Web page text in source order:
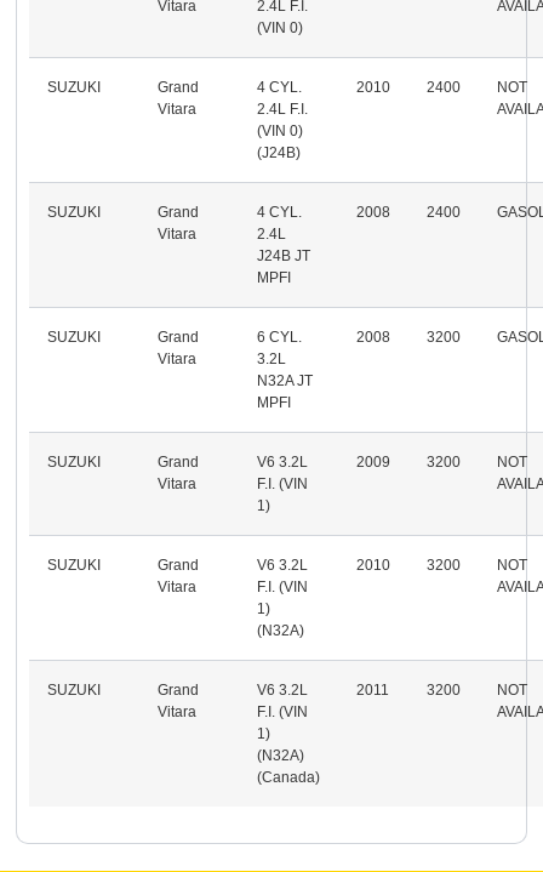
Vitara
2.4L F.I.
(VIN 0)
SUZUKI
Grand
Vitara
4 CYL.
2.4L F.I.
(VIN 0)
(J24B)
2010 2400
NOT
SUZUKI
Grand
Vitara
4 CYL.
2.4L
J24B JT
MPFI
2008 2400
SUZUKI
Grand
Vitara
6 CYL.
3.2L
N32A JT
MPFI
2008 3200
SUZUKI
Grand
Vitara
V6 3.2L
F.I. (VIN
1)
2009 3200
NOT
SUZUKI
Grand
Vitara
V6 3.2L
F.I. (VIN
1)
(N32A)
2010 3200
NOT
SUZUKI
Grand
Vitara
V6 3.2L
F.I. (VIN
1)
(N32A)
(Canada)
2011 3200
NOT